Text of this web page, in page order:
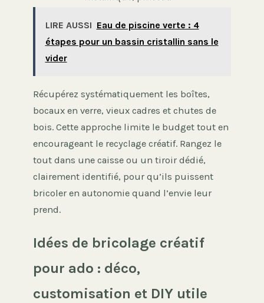
LIRE AUSSI Eau de piscine verte : 4
étapes pour un bassin cristallin sans le
vider
Récupérez systématiquement les boîtes,
bocaux en verre, vieux cadres et chutes de
bois. Cette approche limite le budget tout en
encourageant le recyclage créatif. Rangez le
tout dans une caisse ou un tiroir dédié,
clairement identifié, pour qu’ils puissent
bricoler en autonomie quand l’envie leur
prend.
Idées de bricolage créatif
pour ado : déco,
customisation et DIY utile